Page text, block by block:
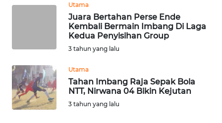
Utama
Juara Bertahan Perse Ende
Kembali Bermain Imbang Di Laga
Kedua Penyisihan Group
3 tahun yang lalu
Utama
Tahan Imbang Raja Sepak Bola
NTT, Nirwana 04 Bikin Kejutan
3 tahun yang lalu
WN
RIAU
WN
SERAMBI